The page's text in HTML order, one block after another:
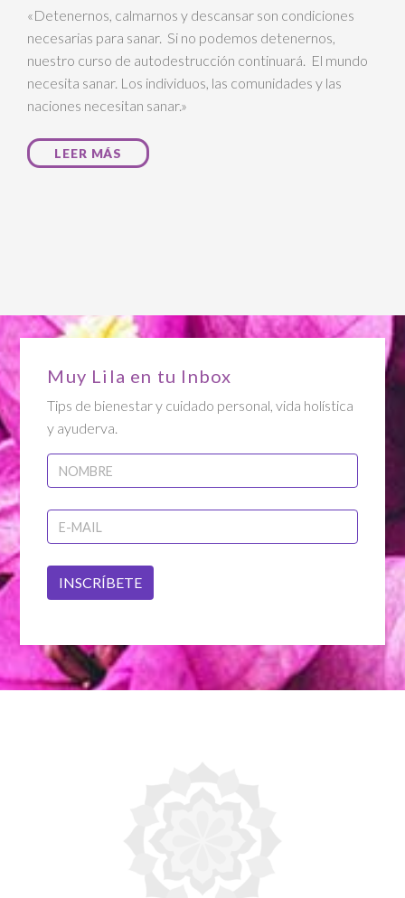
«Detenernos, calmarnos y descansar son condiciones
necesarias para sanar. Si no podemos detenernos,
nuestro curso de autodestrucción continuará. El mundo
necesita sanar. Los individuos, las comunidades y las
naciones necesitan sanar.»
LEER MÁS
Muy Lila en tu Inbox
Tips de bienestar y cuidado personal, vida holística
y ayuderva.
INSCRÍBETE